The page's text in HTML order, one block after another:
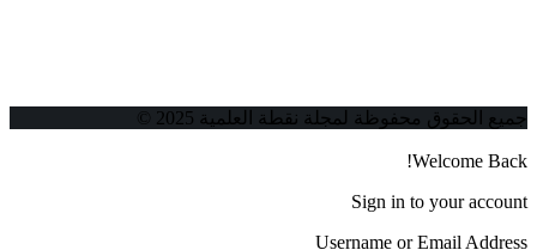
جميع الحقوق محفوظة لمجلة نقطة العلمية 2025 ©
Welcome Back!
Sign in to your account
Username or Email Address